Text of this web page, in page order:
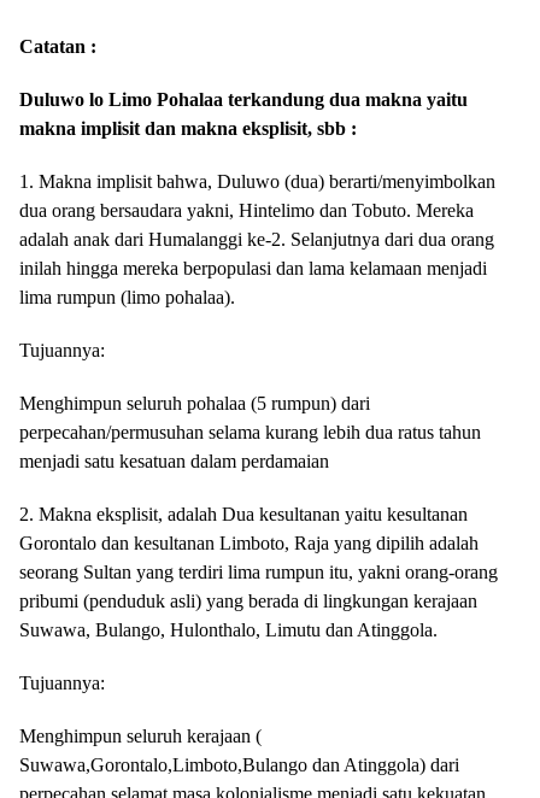
Catatan :
Duluwo lo Limo Pohalaa terkandung dua makna yaitu
makna implisit dan makna eksplisit, sbb :
1. Makna implisit bahwa, Duluwo (dua) berarti/menyimbolkan
dua orang bersaudara yakni, Hintelimo dan Tobuto. Mereka
adalah anak dari Humalanggi ke-2. Selanjutnya dari dua orang
inilah hingga mereka berpopulasi dan lama kelamaan menjadi
lima rumpun (limo pohalaa).
Tujuannya:
Menghimpun seluruh pohalaa (5 rumpun) dari
perpecahan/permusuhan selama kurang lebih dua ratus tahun
menjadi satu kesatuan dalam perdamaian
2. Makna eksplisit, adalah Dua kesultanan yaitu kesultanan
Gorontalo dan kesultanan Limboto, Raja yang dipilih adalah
seorang Sultan yang terdiri lima rumpun itu, yakni orang-orang
pribumi (penduduk asli) yang berada di lingkungan kerajaan
Suwawa, Bulango, Hulonthalo, Limutu dan Atinggola.
Tujuannya:
Menghimpun seluruh kerajaan (
Suwawa,Gorontalo,Limboto,Bulango dan Atinggola) dari
perpecahan selamat masa kolonialisme menjadi satu kekuatan